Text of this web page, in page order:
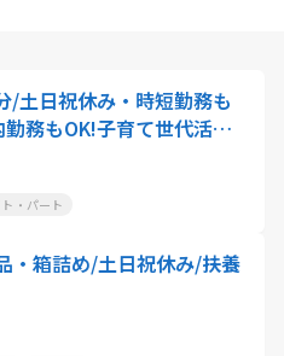
/土日祝休み・時短勤務も
務もOK!子育て世代活躍
・パート
・箱詰め/土日祝休み/扶養